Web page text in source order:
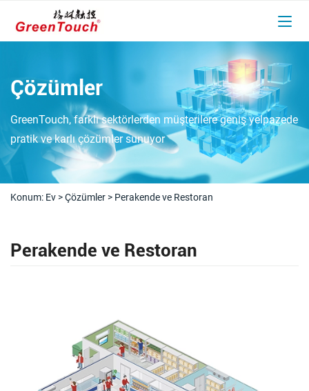
Çözümler
GreenTouch, farklı sektörlerden müşterilere geniş yelpazede
pratik ve karlı çözümler sunuyor
Konum: Ev >Çözümler > Perakende ve Restoran
Perakende ve Restoran